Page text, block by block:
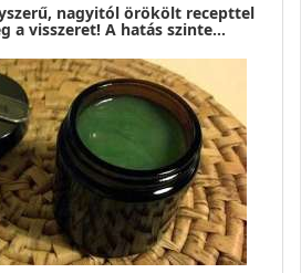
nagyitól örökölt recepttel
a visszeret! A hatás szinte…